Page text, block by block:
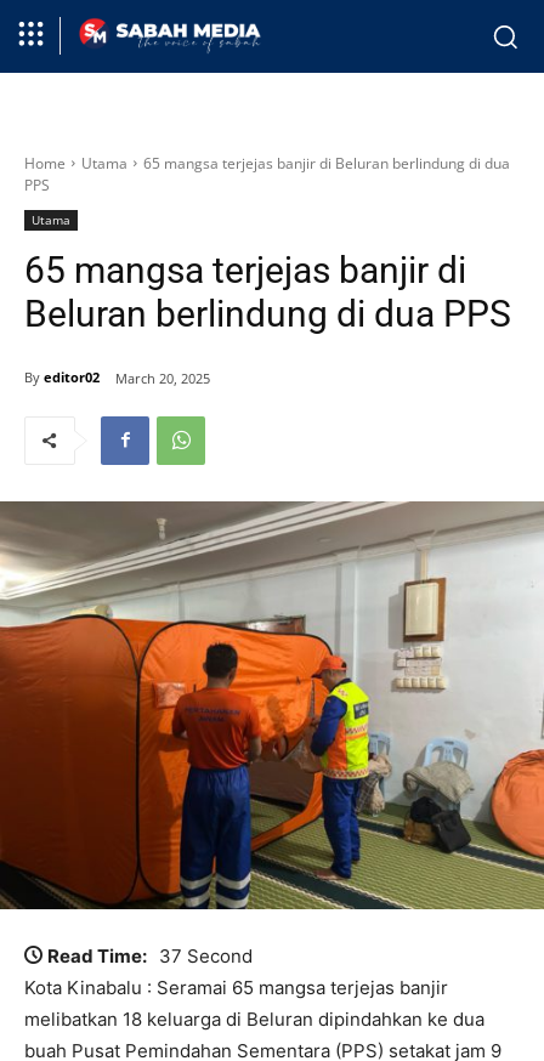
Home Utama
65 mangsa terjejas banjir di Beluran berlindung di dua
PPS
Utama
65 mangsa terjejas banjir di
Beluran berlindung di dua PPS
By editor02 March 20, 2025
Read Time: 37 Second
Kota Kinabalu : Seramai 65 mangsa terjejas banjir
melibatkan 18 keluarga di Beluran dipindahkan ke dua
buah Pusat Pemindahan Sementara (PPS) setakat jam 9